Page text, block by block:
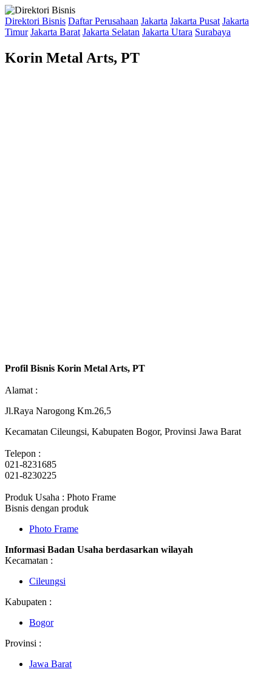
Direktori Bisnis Daftar Perusahaan Jakarta Jakarta Pusat Jakarta
Timur Jakarta Barat Jakarta Selatan Jakarta Utara Surabaya
Korin Metal Arts, PT
Profil Bisnis Korin Metal Arts, PT
Alamat :
Jl.Raya Narogong Km.26,5
Kecamatan Cileungsi, Kabupaten Bogor, Provinsi Jawa Barat
Telepon :
021-8231685
021-8230225
Produk Usaha : Photo Frame
Bisnis dengan produk
Photo Frame
Informasi Badan Usaha berdasarkan wilayah
Kecamatan :
Cileungsi
Kabupaten :
Bogor
Provinsi :
Jawa Barat